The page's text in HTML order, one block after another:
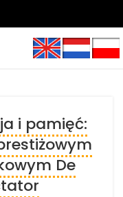
i pamięć:
De